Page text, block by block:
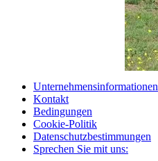
Unternehmensinformationen
Kontakt
Bedingungen
Cookie-Politik
Datenschutzbestimmungen
Sprechen Sie mit uns: